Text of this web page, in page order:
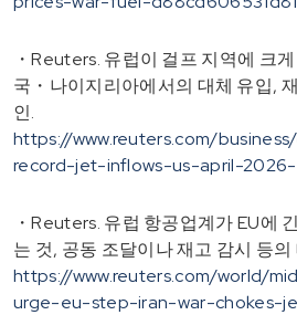
・Reuters. 유럽이 걸프 지역에 크
국・나이지리아에서의 대체 유입,
인.
https://www.reuters.com/
record-jet-inflows-us-april-
・Reuters. 유럽 항공업계가 EU에
는 것, 공동 조달이나 재고 감시 등
https://www.reuters.com/world/
urge-eu-step-iran-war-chokes-